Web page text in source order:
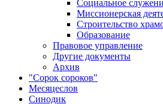
Социальное
Миссионерская
Строительство
Образование
Правовое управление
Другие документы
Архив
"Сорок сороков"
Месяцеслов
Синодик